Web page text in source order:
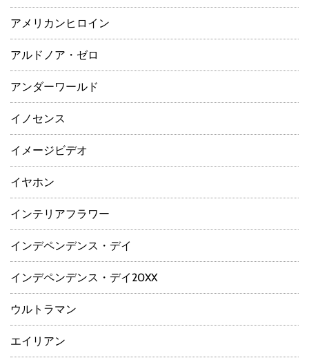
アメリカンヒロイン
アルドノア・ゼロ
アンダーワールド
イノセンス
イメージビデオ
イヤホン
インテリアフラワー
インデペンデンス・デイ
インデペンデンス・デイ20XX
ウルトラマン
エイリアン